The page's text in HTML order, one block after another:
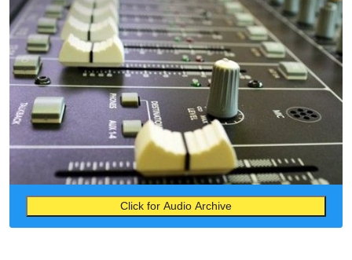
Click for Audio Archive